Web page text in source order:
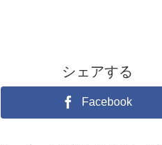
シェアする
Facebook